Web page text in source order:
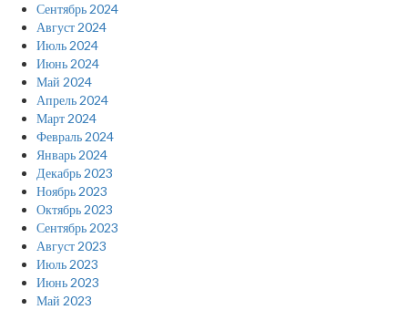
Сентябрь 2024
Август 2024
Июль 2024
Июнь 2024
Май 2024
Апрель 2024
Март 2024
Февраль 2024
Январь 2024
Декабрь 2023
Ноябрь 2023
Октябрь 2023
Сентябрь 2023
Август 2023
Июль 2023
Июнь 2023
Май 2023